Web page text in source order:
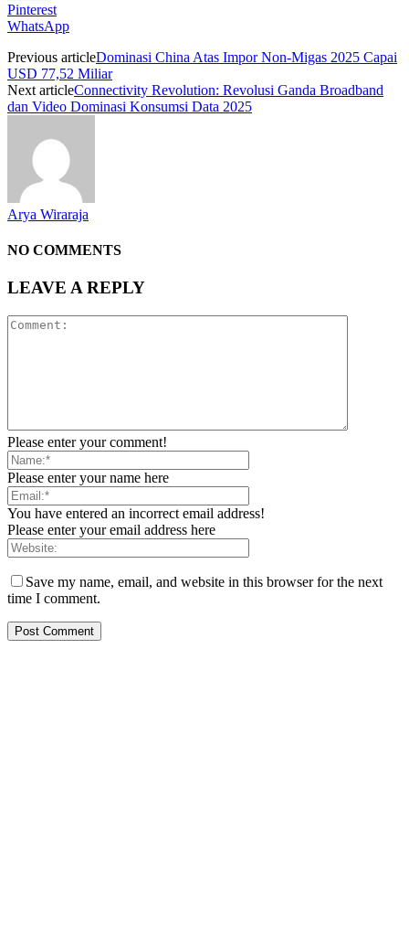
Pinterest
WhatsApp
Previous articleDominasi China Atas Impor Non-Migas 2025 Capai
USD 77,52 Miliar
Next articleConnectivity Revolution: Revolusi Ganda Broadband
dan Video Dominasi Konsumsi Data 2025
Arya Wiraraja
NO COMMENTS
LEAVE A REPLY
Please enter your comment!
Please enter your name here
You have entered an incorrect email address!
Please enter your email address here
Save my name, email, and website in this browser for the next
time I comment.